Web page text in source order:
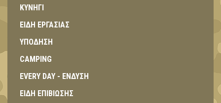
ΚΥΝΗΓΙ
ΕΙΔΗ ΕΡΓΑΣΙΑΣ
ΥΠΟΔΗΣΗ
CAMPING
EVERY DAY - ΕΝΔΥΣΗ
ΕΙΔΗ ΕΠΙΒΙΩΣΗΣ